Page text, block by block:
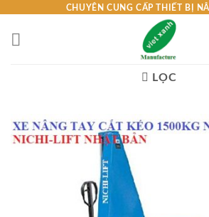
content
CHUYÊN CUNG CẤP THIẾT BỊ
LỌC